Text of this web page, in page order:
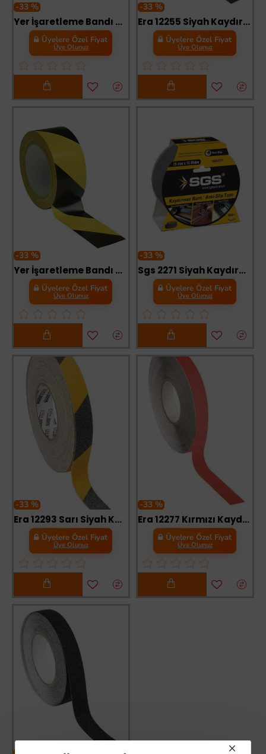
-33 %
Yer İşaretleme Bandı Kırmızı Beyaz 50 mm 30 Metre
Üyelere Özel Fiyat
Üye Olunuz
-33 %
Era 12255 Siyah Kaydırmaz Bant 25 mm 15 Metre
Üyelere Özel Fiyat
Üye Olunuz
-33 %
Yer İşaretleme Bandı Sarı Siyah 50 mm 30 Metre
Üyelere Özel Fiyat
Üye Olunuz
-33 %
Sgs 2271 Siyah Kaydırmaz Bant 25 mm 15 Metre
Üyelere Özel Fiyat
Üye Olunuz
-33 %
Era 12293 Sarı Siyah Kaydırmaz Bant 25 mm 15 Metre
Üyelere Özel Fiyat
Üye Olunuz
-33 %
Era 12277 Kırmızı Kaydırmaz Bant 25 mm 15 Metre
Üyelere Özel Fiyat
Üye Olunuz